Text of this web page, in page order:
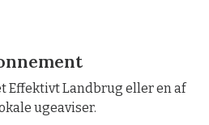
Effektivt Landbrug eller en af
ugeaviser.